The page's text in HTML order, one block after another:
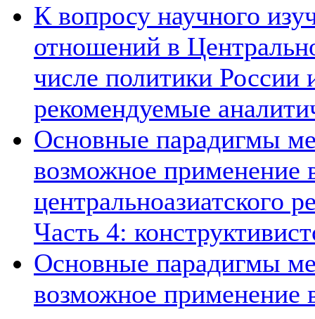
К вопросу научного
отношений в
числе политики России
рекомендуемые
Основные парадигмы
возможное применение
центральноазиатского
Часть 4:
Основные парадигмы
возможное применение